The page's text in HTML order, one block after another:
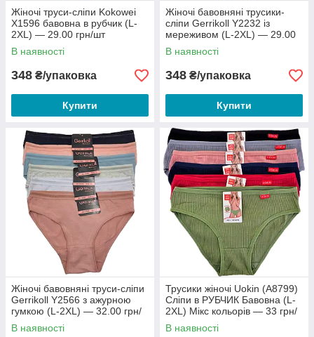
Жіночі труси-сліпи Kokowei
X1596 бавовна в рубчик (L-
2XL) — 29.00 грн/шт
В наявності
348 ₴/упаковка
Купити
Жіночі бавовняні трусики-
сліпи Gerrikoll Y2232 із
мереживом (L-2XL) — 29.00
грн/шт
В наявності
348 ₴/упаковка
Купити
Жіночі бавовняні труси-сліпи
Gerrikoll Y2566 з ажурною
гумкою (L-2XL) — 32.00 грн/
шт
В наявності
Трусики жіночі Uokin (A8799)
Сліпи в РУБЧИК Бавовна (L-
2XL) Мікс кольорів — 33 грн/
шт
В наявності